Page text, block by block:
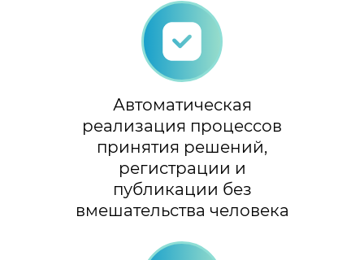
Автоматическая
реализация процессов
принятия решений,
регистрации и
публикации без
вмешательства человека